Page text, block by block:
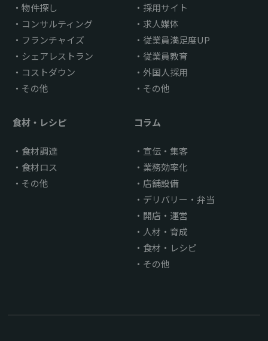
物件探し
コンサルティング
フランチャイズ
シェアレストラン
コストダウン
その他
採用サイト
求人媒体
従業員満足度UP
従業員教育
外国人採用
その他
食材・レシピ
食材調達
食材ロス
その他
コラム
宣伝・集客
業務効率化
店舗設備
デリバリー・弁当
開店・運営
人材・育成
食材・レシピ
その他